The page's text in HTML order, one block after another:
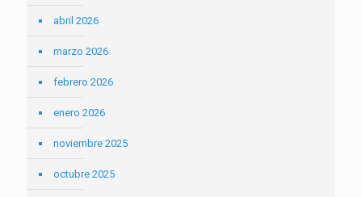
abril 2026
marzo 2026
febrero 2026
enero 2026
noviembre 2025
octubre 2025